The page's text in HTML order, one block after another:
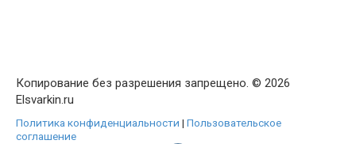
Копирование без разрешения запрещено. © 2026
Elsvarkin.ru
Политика конфиденциальности | Пользовательское
соглашение